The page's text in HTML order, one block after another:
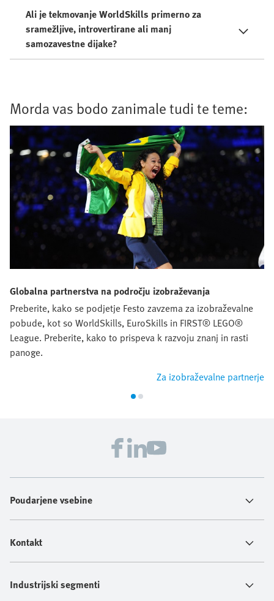
Ali je tekmovanje WorldSkills primerno za
sramežljive, introvertirane ali manj
samozavestne dijake?
Morda vas bodo zanimale tudi te teme:
Globalna partnerstva na področju izobraževanja
Preberite, kako se podjetje Festo zavzema za izobraževalne
pobude, kot so WorldSkills, EuroSkills in FIRST® LEGO®
League. Preberite, kako to prispeva k razvoju znanj in rasti
panoge.
Za izobraževalne partnerje
Poudarjene vsebine
Kontakt
Industrijski segmenti